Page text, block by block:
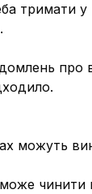
тримати
про
можуть
чинити